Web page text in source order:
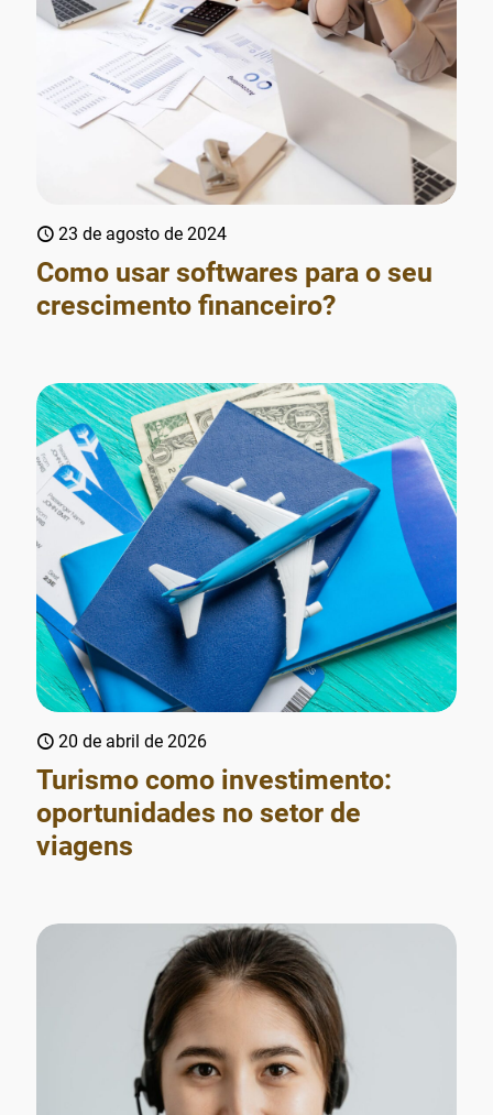
23 de agosto de 2024
Como usar softwares para o seu
crescimento financeiro?
20 de abril de 2026
Turismo como investimento:
oportunidades no setor de
viagens